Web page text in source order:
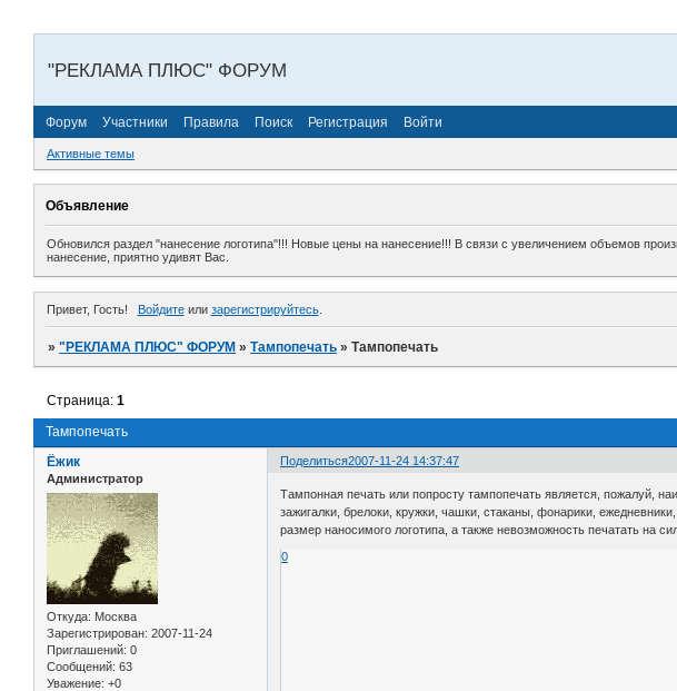
"РЕКЛАМА ПЛЮС" ФОРУМ
Форум Участники Правила Поиск Регистрация Войти
Активные темы
Объявление
Обновился раздел "нанесение логотипа"!!! Новые цены на нанесение!!! В связи с увеличением объемов
нанесение, приятно удивят Вас.
Привет, Гость! Войдитеили зарегистрируйтесь.
»"РЕКЛАМА ПЛЮС" ФОРУМ »Тампопечать »Тампопечать
Тампопечать
Страница:1
Поделиться2007-11-24 14:37:47
Ёжик
Администратор
Откуда: Москва
Зарегистрирован: 2007-11-24
Приглашений: 0
Сообщений: 63
Уважение: +0
Тампонная печать или попросту тампопечать является, пожалуй,
зажигалки, брелоки, кружки, чашки, стаканы, фонарики,
размер наносимого логотипа, а также невозможность печатать на
0